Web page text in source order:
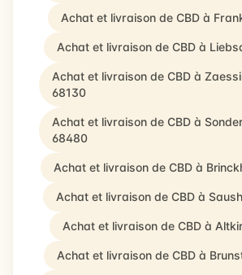
Achat et livraison de CBD à
Achat et livraison de CBD à
Achat et livraison de CBD à
68130
Achat et livraison de CBD à
68480
Achat et livraison de CBD à
Achat et livraison de CBD à
Achat et livraison de CBD à
Achat et livraison de CBD à